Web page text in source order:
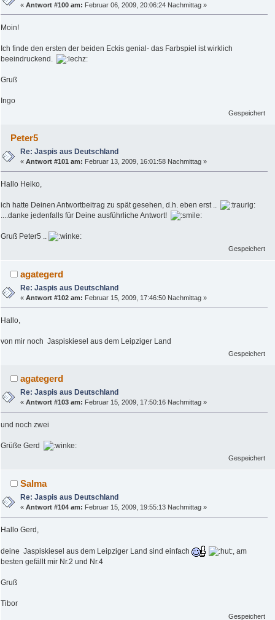
«Antwort #100 am: Februar 06, 2009, 20:06:24 Nachmittag »
Moin!
Ich finde den ersten der beiden Eckis genial- das Farbspiel ist wirklich
beeindruckend.
Gruß
Ingo
Gespeichert
Peter5
Re: Jaspis aus Deutschland
«Antwort #101 am: Februar 13, 2009, 16:01:58 Nachmittag »
Hallo Heiko,
ich hatte Deinen Antwortbeitrag zu spät gesehen, d.h. eben erst ..
....danke jedenfalls für Deine ausführliche Antwort!
Gruß Peter5 ..
Gespeichert
agategerd
Re: Jaspis aus Deutschland
«Antwort #102 am: Februar 15, 2009, 17:46:50 Nachmittag »
Hallo,
von mir noch Jaspiskiesel aus dem Leipziger Land
Gespeichert
agategerd
Re: Jaspis aus Deutschland
«Antwort #103 am: Februar 15, 2009, 17:50:16 Nachmittag »
und noch zwei
Grüße Gerd
Gespeichert
Salma
Re: Jaspis aus Deutschland
«Antwort #104 am: Februar 15, 2009, 19:55:13 Nachmittag »
Hallo Gerd,
deine Jaspiskiesel aus dem Leipziger Land sind einfach
, am
besten gefällt mir Nr.2 und Nr.4
Gruß
Tibor
Gespeichert